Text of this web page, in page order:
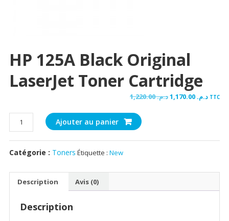
HP 125A Black Original
LaserJet Toner Cartridge
د.م.1,220.00
Le
د.م. 1,220.00.
د.م.Le
TTC
quantité
de
HP
125A
Cartridge
Ajouter au panier
Catégorie : Toners Étiquette : New
Description Avis (0)
Description